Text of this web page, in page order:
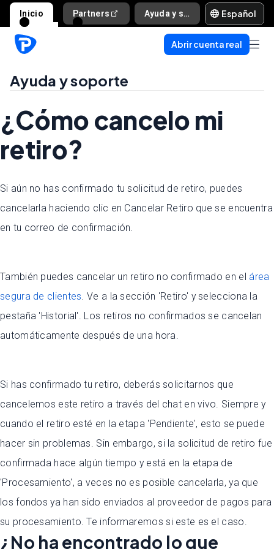
Inicio Partners Ayuda y soporte Español
Abrir cuenta real
Ayuda y soporte
¿Cómo cancelo mi
retiro?
Si aún no has confirmado tu solicitud de retiro, puedes
cancelarla haciendo clic en Cancelar Retiro que se encuentra
en tu correo de confirmación.
También puedes cancelar un retiro no confirmado en el área
segura de clientes . Ve a la sección 'Retiro' y selecciona la
pestaña 'Historial'. Los retiros no confirmados se cancelan
automáticamente después de una hora.
Si has confirmado tu retiro, deberás solicitarnos que
cancelemos este retiro a través del chat en vivo. Siempre y
cuando el retiro esté en la etapa 'Pendiente', esto se puede
hacer sin problemas. Sin embargo, si la solicitud de retiro fue
confirmada hace algún tiempo y está en la etapa de
'Procesamiento', a veces no es posible cancelarla, ya que
los fondos ya han sido enviados al proveedor de pagos para
su procesamiento. Te informaremos si este es el caso.
¿No ha encontrado lo que